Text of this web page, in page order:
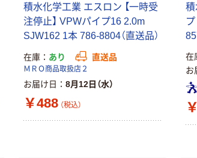
積水化学工業 エスロン 【一時受
注停止】 VPWパイプ16 2.0m
SJW162 1本 786-8804（直送品）
在庫 あり 直送品
ＭＲＯ商品取扱店２
お届け日 8月12日（水）
￥488 （税込）
積
在
お